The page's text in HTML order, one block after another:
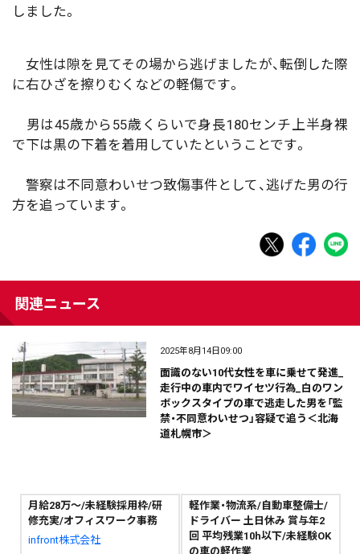
しました。
女性は隙を見てその場から逃げましたが、転倒した際
に右ひざを擦りむくなどの軽傷です。
男は45歳から55歳くらいで身長180センチ上半身裸
で下は黒の下着を着用していたということです。
警察は不同意わいせつ致傷事件として、逃げた男の行
方を追っています。
関連ニュース
2025年8月14日09:00
面識のない10代女性を車に乗せて発進_
走行中の車内でワイセツ行為_白のワン
ボックスタイプの車で逃走した男を「監
禁・不同意わいせつ」容疑で追う＜北海
道札幌市＞
月給28万～/未経験採用枠/研
修充実/オフィスワーク事務
infront株式会社
軽作業・物流系/自動車整備士/
ドライバー 土日休み 賞与年2
回 平均残業10h以下/未経験OK
の車の軽作業